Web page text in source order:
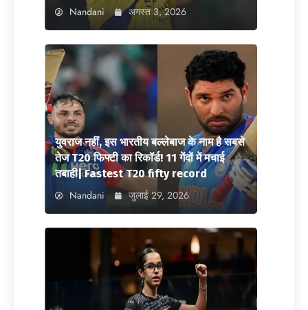
Nandani अगस्त 3, 2026
युवराज नहीं, इस भारतीय बल्लेबाज के नाम है सबसे
तेज T20 फिफ्टी का रिकॉर्ड! 11 गेंदों में मचाई
तबाही| Fastest T20 fifty record
Nandani जुलाई 29, 2026